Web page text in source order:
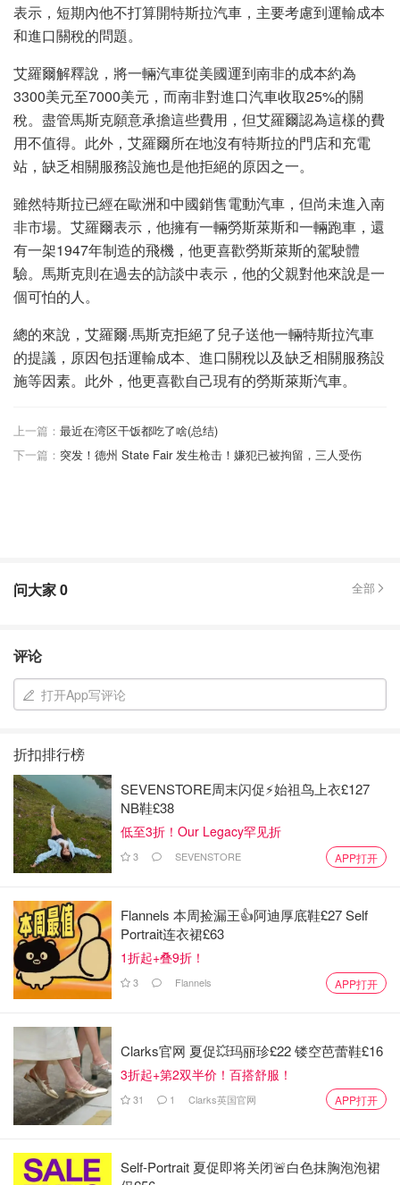
表示，短期內他不打算開特斯拉汽車，主要考慮到運輸成本
和進口關稅的問題。
艾羅爾解釋說，將一輛汽車從美國運到南非的成本約為
3300美元至7000美元，而南非對進口汽車收取25%的關
稅。盡管馬斯克願意承擔這些費用，但艾羅爾認為這樣的費
用不值得。此外，艾羅爾所在地沒有特斯拉的門店和充電
站，缺乏相關服務設施也是他拒絕的原因之一。
雖然特斯拉已經在歐洲和中國銷售電動汽車，但尚未進入南
非市場。艾羅爾表示，他擁有一輛勞斯萊斯和一輛跑車，還
有一架1947年制造的飛機，他更喜歡勞斯萊斯的駕駛體
驗。馬斯克則在過去的訪談中表示，他的父親對他來說是一
個可怕的人。
總的來說，艾羅爾·馬斯克拒絕了兒子送他一輛特斯拉汽車
的提議，原因包括運輸成本、進口關稅以及缺乏相關服務設
施等因素。此外，他更喜歡自己現有的勞斯萊斯汽車。
上一篇： 最近在湾区干饭都吃了啥(总结)
下一篇： 突发！德州 State Fair 发生枪击！嫌犯已被拘留，三人受伤
问大家0 全部
评论
打开App写评论
折扣排行榜
SEVENSTORE周末闪促⚡️始祖鸟上衣£127
NB鞋£38
低至3折！Our Legacy罕见折
3 SEVENSTORE APP打开
Flannels 本周捡漏王👍阿迪厚底鞋£27 Self
Portrait连衣裙£63
1折起+叠9折！
3 Flannels APP打开
Clarks官网 夏促💥玛丽珍£22 镂空芭蕾鞋£16
3折起+第2双半价！百搭舒服！
31 1 Clarks英国官网 APP打开
Self-Portrait 夏促即将关闭🚨白色抹胸泡泡裙